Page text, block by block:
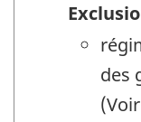
des